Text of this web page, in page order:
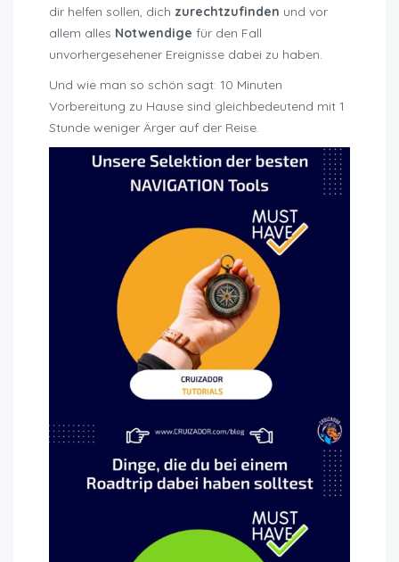
dir helfen sollen, dich zurechtzufinden und vor
allem alles Notwendige für den Fall
unvorhergesehener Ereignisse dabei zu haben.
Und wie man so schön sagt: 10 Minuten
Vorbereitung zu Hause sind gleichbedeutend mit 1
Stunde weniger Ärger auf der Reise.